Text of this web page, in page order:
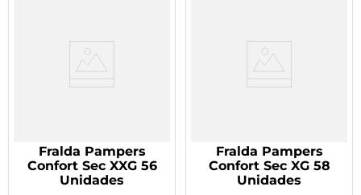
Fralda Pampers
Confort Sec XXG 56
Unidades
Fralda Pampers
Confort Sec XG 58
Unidades